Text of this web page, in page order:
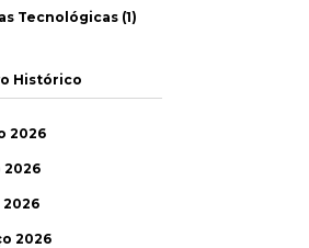
Tecnológicas (1)
Histórico
2026
2026
2026